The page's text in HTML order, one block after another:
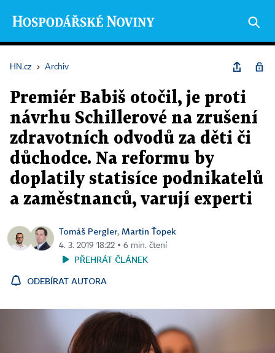
HN.cz › Archiv
Premiér Babiš otočil, je proti
návrhu Schillerové na zrušení
zdravotních odvodů za děti či
důchodce. Na reformu by
doplatily statisíce podnikatelů
a zaměstnanců, varují experti
Tomáš Pergler, Martin Ťopek
4. 3. 2019 18:22 ▪ 6 min. čtení
PŘEHRÁT ČLÁNEK
ODEBÍRAT AUTORA